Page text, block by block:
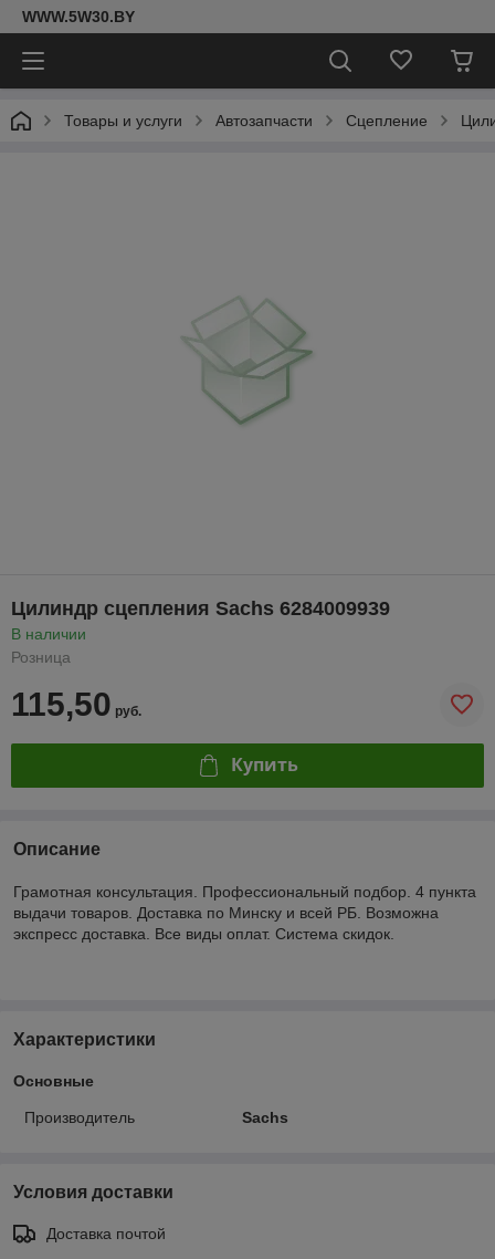
WWW.5W30.BY
Товары и услуги Автозапчасти Сцепление
Цилиндр сцепления Sachs 6284009939
В наличии
Розница
115,50 руб.
Купить
Описание
Грамотная консультация. Профессиональный подбор. 4 пункта
выдачи товаров. Доставка по Минску и всей РБ. Возможна
экспресс доставка. Все виды оплат. Система скидок.
Характеристики
Основные
Производитель Sachs
Условия доставки
Доставка почтой